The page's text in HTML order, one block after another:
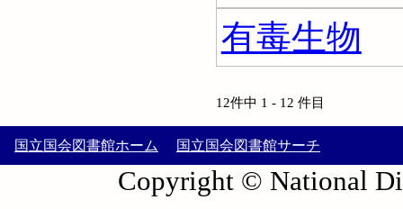
有毒生物
12件中 1 - 12 件目
国立国会図書館ホーム 国立国会図書館サーチ
Copyright © National